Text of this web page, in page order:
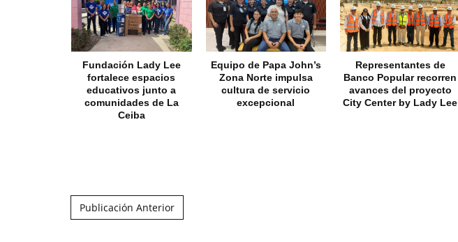
Fundación Lady Lee
fortalece espacios
educativos junto a
comunidades de La
Ceiba
Equipo de Papa John’s
Zona Norte impulsa
cultura de servicio
excepcional
Representantes de
Banco Popular recorren
avances del proyecto
City Center by Lady Lee
Publicación Anterior